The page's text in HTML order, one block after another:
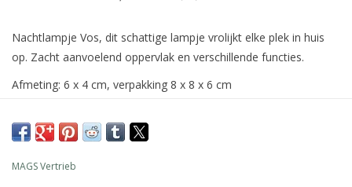
Nachtlampje Vos, dit schattige lampje vrolijkt elke plek in huis
op. Zacht aanvoelend oppervlak en verschillende functies.
Afmeting: 6 x 4 cm, verpakking 8 x 8 x 6 cm
Details: ingebouwde oplaadbare batterij of via een netsnoer,
functies zoals kleurverandering en helderheidsregeling, tik op het
MAGS Vertrieb